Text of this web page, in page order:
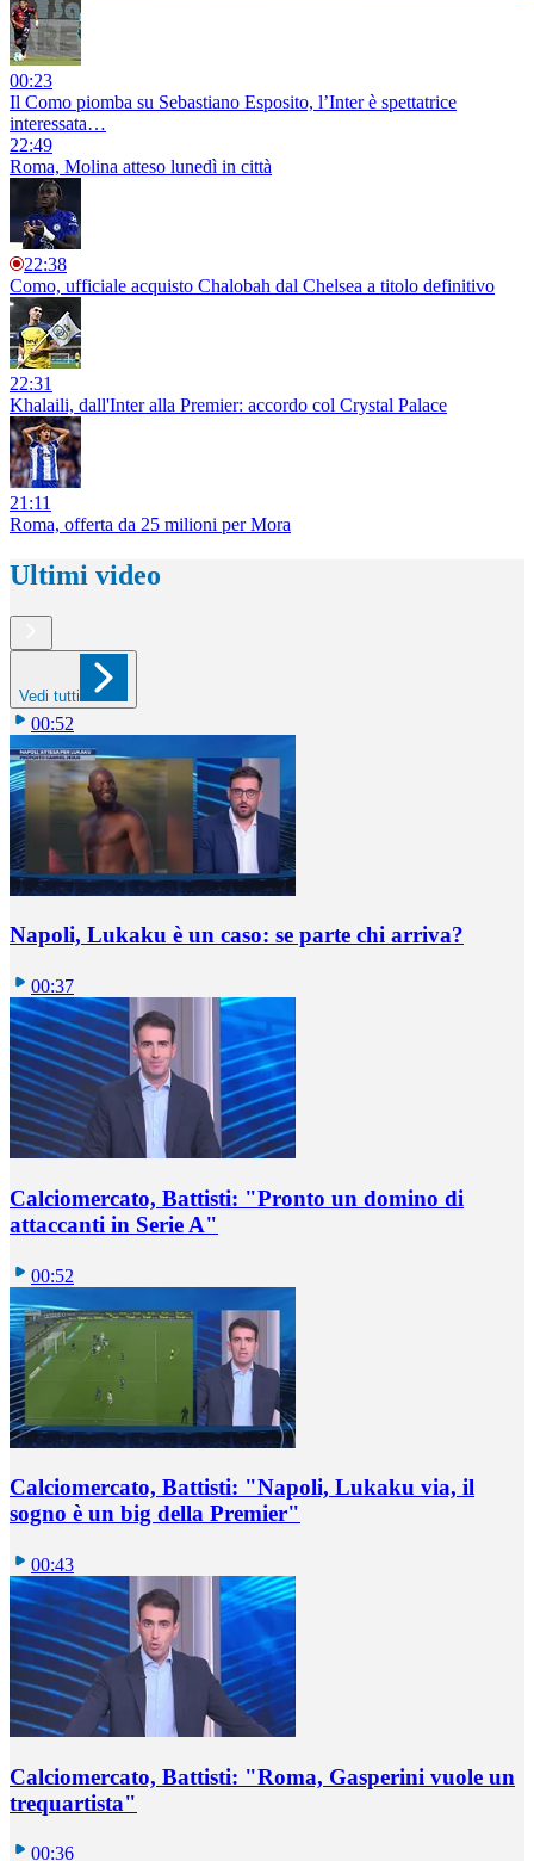
00:23
Il Como piomba su Sebastiano Esposito, l’Inter è spettatrice
interessata…
22:49
Roma, Molina atteso lunedì in città
22:38
Como, ufficiale acquisto Chalobah dal Chelsea a titolo definitivo
22:31
Khalaili, dall'Inter alla Premier: accordo col Crystal Palace
21:11
Roma, offerta da 25 milioni per Mora
Ultimi video
Vedi tutti
00:52
Napoli, Lukaku è un caso: se parte chi arriva?
00:37
Calciomercato, Battisti: "Pronto un domino di
attaccanti in Serie A"
00:52
Calciomercato, Battisti: "Napoli, Lukaku via, il
sogno è un big della Premier"
00:43
Calciomercato, Battisti: "Roma, Gasperini vuole un
trequartista"
00:36